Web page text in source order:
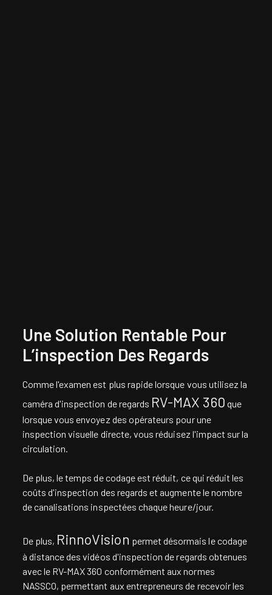
Une Solution Rentable Pour
L’inspection Des Regards
Comme l'examen est plus rapide lorsque vous utilisez la
caméra d'inspection de regards RV-MAX 360 que
lorsque vous envoyez des opérateurs pour une
inspection visuelle directe, vous réduisez l'impact sur la
circulation.
De plus, le temps de codage est réduit, ce qui réduit les
coûts d'inspection des regards et augmente le nombre
de canalisations inspectées chaque heure/jour.
De plus, RinnoVision permet désormais le codage
à distance des vidéos d'inspection de regards obtenues
avec le RV-MAX 360 conformément aux normes
NASSCO, permettant aux entrepreneurs de recevoir les